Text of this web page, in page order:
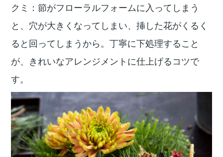
クミ：節がフローラルフォームに入ってしまう
と、穴が大きくなってしまい、挿した花がくるく
ると回ってしまうから。丁寧に下処理すること
が、きれいなアレンジメントに仕上げるコツで
す。